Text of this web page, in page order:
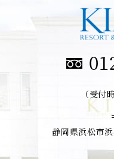
（受付
静岡県浜松市